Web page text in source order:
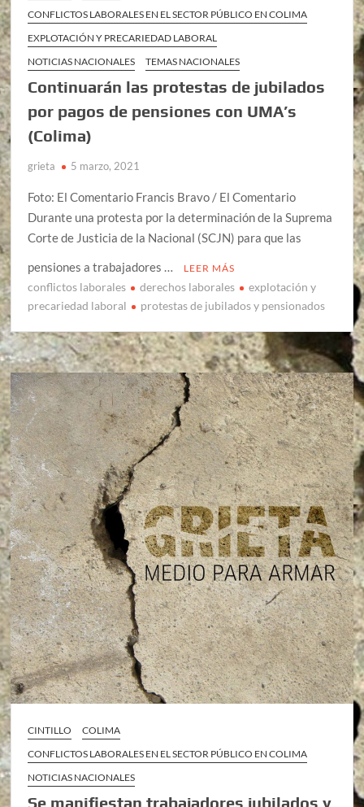
CONFLICTOS LABORALES EN EL SECTOR PÚBLICO EN COLIMA
EXPLOTACIÓN Y PRECARIEDAD LABORAL
NOTICIAS NACIONALES
TEMAS NACIONALES
Continuarán las protestas de jubilados
por pagos de pensiones con UMA’s
(Colima)
grieta 5 marzo, 2021
Foto: El Comentario Francis Bravo / El Comentario
Durante una protesta por la determinación de la Suprema
Corte de Justicia de la Nacional (SCJN) para que las
pensiones a trabajadores …
LEER MÁS
conflictos laborales derechos laborales
explotación y
precariedad laboral
protestas de jubilados y pensionados
CINTILLO
COLIMA
CONFLICTOS LABORALES EN EL SECTOR PÚBLICO EN COLIMA
NOTICIAS NACIONALES
Se manifiestan trabajadores jubilados y